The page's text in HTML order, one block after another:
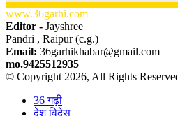
www.36garhi.com
Editor - Jayshree
Pandri , Raipur (c.g.)
Email: 36garhikhabar@gmail.com
mo.9425512935
© Copyright 2026, All Rights
36 गढ़ी
देश विदेस